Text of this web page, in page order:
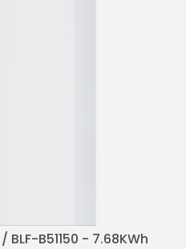
BLF-B51150 - 7.68KWh